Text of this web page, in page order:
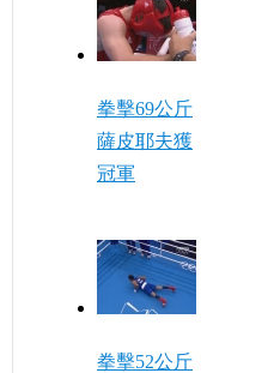
拳擊69公斤
薩皮耶夫獲
冠軍
拳擊52公斤